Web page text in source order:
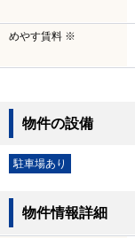
めやす賃料 ※
物件の設備
駐車場あり
物件情報詳細